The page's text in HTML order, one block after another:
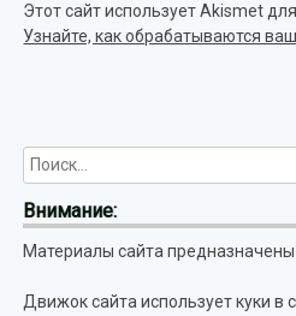
Этот сайт использует Akismet
Узнайте, как обрабатываются
Внимание:
Материалы сайта
Движок сайта использует куки в